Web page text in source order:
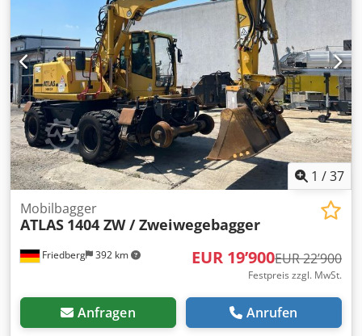
1 /37
Friedberg 392 km
Mobilbagger
ATLAS 1404 ZW / Zweiwegebagger
EUR 19’900EUR 22’900
Festpreis zzgl. MwSt.
Anfragen Anrufen